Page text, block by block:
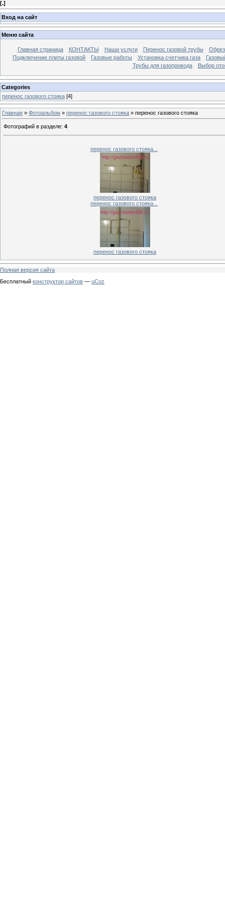
[.]
Вход на сайт
Меню сайта
Главная страница КОНТАКТЫ Наши услуги Перенос газовой трубы
Подключение плиты газовой
Газовые работы Установка счетчика газа
Трубы для газопровода
Выбор
Categories
перенос газового стояка [4]
Главная » Фотоальбом » перенос газового стояка » перенос газового стояка
Фотографий в разделе: 4
перенос газового стояка...
перенос газового стояка
перенос газового стояка...
перенос газового стояка
Полная версия сайта
Бесплатный конструктор сайтов — uCoz